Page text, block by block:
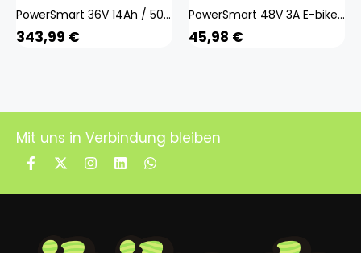
PowerSmart 36V 14Ah / 504Wh Schwarz eBike Akku für Saxonette Premium Plus
343,99 €
PowerSmart 48V 3A E-bike ebike Akku AC-Ladegerät Netzteil
45,98 €
Mit uns in Verbindung bleiben